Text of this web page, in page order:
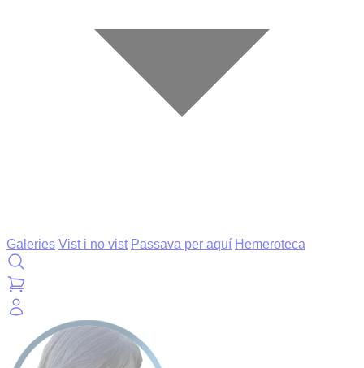
Galeries Vist i no vist Passava per aquí Hemeroteca